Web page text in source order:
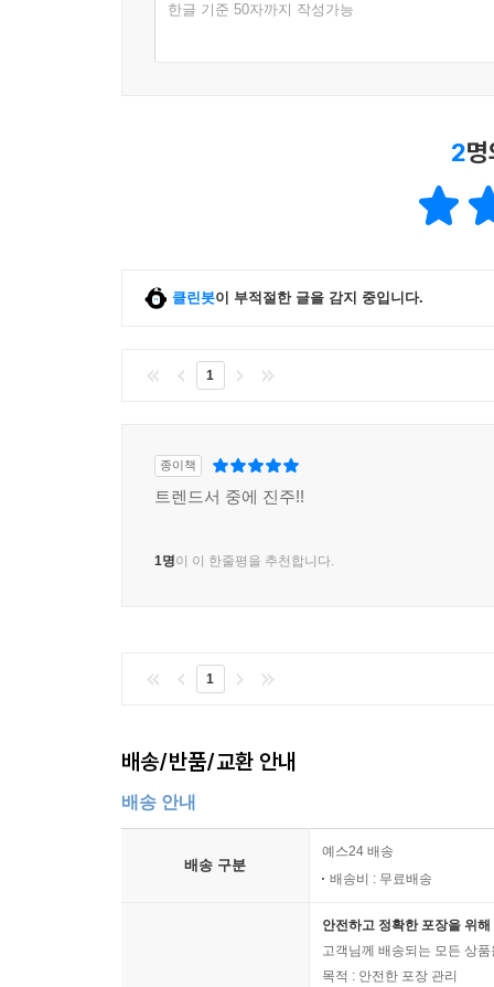
한글 기준 50자까지 작성가능
2
클린봇이 부적절한 글을 감지 중입니다.
1
종이책
트렌드서 중에 진주!!
1명이 이 한줄평을 추천합니다.
1
배송/반품/교환 안내
배송 안내
배송 구분
예스24 배송
배송비 : 무료배송
안전하고 정확한 포장을 위
고객님께 배송되는 모든 상
목적 : 안전한 포장 관리